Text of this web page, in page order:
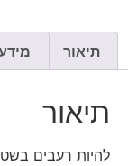
תיאור
תיאור
להיות רעבים